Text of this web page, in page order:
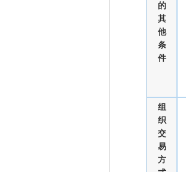
的
其
他
条
件
组
织
交
易
方